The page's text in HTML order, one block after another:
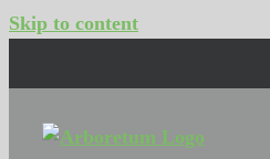
Skip to content